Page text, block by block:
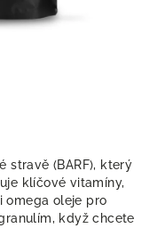
stravě (BARF), který
klíčové vitamíny,
omega oleje pro
když chcete